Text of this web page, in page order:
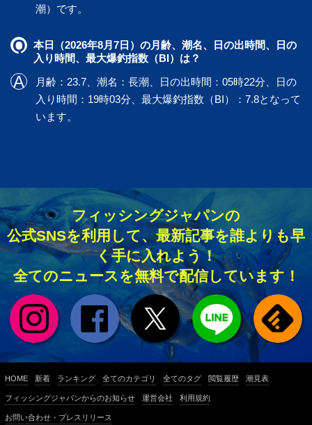
潮）です。
本日（2026年8月7日）の月齢、潮名、日の出時間、日の
入り時間、最大爆釣指数（BI）は？
月齢：23.7、潮名：長潮、日の出時間：05時22分、日の
入り時間：19時03分、最大爆釣指数（BI）：7.8となって
います。
フィッシングジャパンの
公式SNSを利用して、最新記事を誰よりも早
く手に入れよう！
全てのニュースを無料で配信しています！
HOME 新着 ランキング 全てのカテゴリ 全てのタグ 閲覧履歴 潮見表
フィッシングジャパンからのお知らせ 運営会社 利用規約
お問い合わせ・プレスリリース